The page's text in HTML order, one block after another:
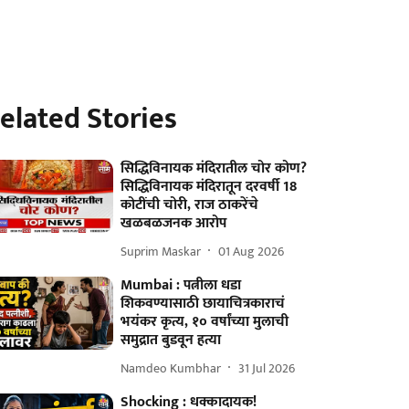
Stories
सिद्धिविनायक मंदिरातील चोर कोण?
सिद्धिविनायक मंदिरातून दरवर्षी 18
कोटींची चोरी, राज ठाकरेंचे
खळबळजनक आरोप
Suprim Maskar 01 Aug 2026
Mumbai : पत्नीला धडा
शिकवण्यासाठी छायाचित्रकाराचं
भयंकर कृत्य, १० वर्षांच्या मुलाची
समुद्रात बुडवून हत्या
Namdeo Kumbhar 31 Jul 2026
Shocking : धक्कादायक!